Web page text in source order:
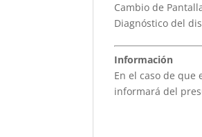
Cambio de
Diagnóstico del
Información
En el caso de
informará del